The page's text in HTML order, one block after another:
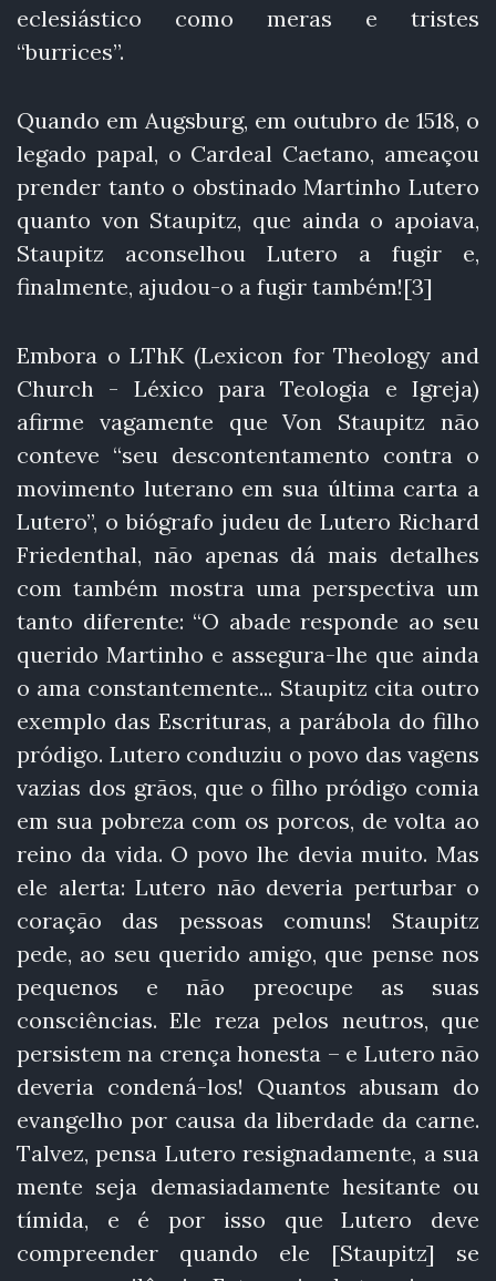
eclesiástico como meras e tristes
“burrices”.
Quando em Augsburg, em outubro de 1518, o
legado papal, o Cardeal Caetano, ameaçou
prender tanto o obstinado Martinho Lutero
quanto von Staupitz, que ainda o apoiava,
Staupitz aconselhou Lutero a fugir e,
finalmente, ajudou-o a fugir também![3]
Embora o LThK (Lexicon for Theology and
Church - Léxico para Teologia e Igreja)
afirme vagamente que Von Staupitz não
conteve “seu descontentamento contra o
movimento luterano em sua última carta a
Lutero”, o biógrafo judeu de Lutero Richard
Friedenthal, não apenas dá mais detalhes
com também mostra uma perspectiva um
tanto diferente: “O abade responde ao seu
querido Martinho e assegura-lhe que ainda
o ama constantemente... Staupitz cita outro
exemplo das Escrituras, a parábola do filho
pródigo. Lutero conduziu o povo das vagens
vazias dos grãos, que o filho pródigo comia
em sua pobreza com os porcos, de volta ao
reino da vida. O povo lhe devia muito. Mas
ele alerta: Lutero não deveria perturbar o
coração das pessoas comuns! Staupitz
pede, ao seu querido amigo, que pense nos
pequenos e não preocupe as suas
consciências. Ele reza pelos neutros, que
persistem na crença honesta – e Lutero não
deveria condená-los! Quantos abusam do
evangelho por causa da liberdade da carne.
Talvez, pensa Lutero resignadamente, a sua
mente seja demasiadamente hesitante ou
tímida, e é por isso que Lutero deve
compreender quando ele [Staupitz] se